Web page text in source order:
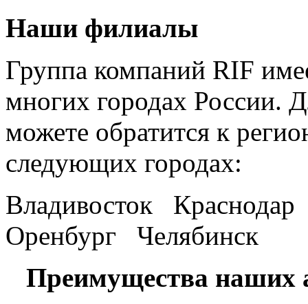
Наши филиалы
Группа компаний RIF
многих городах России.
можете обратится к
следующих городах:
Владивосток
Оренбург Челябинск
Преимущества наших